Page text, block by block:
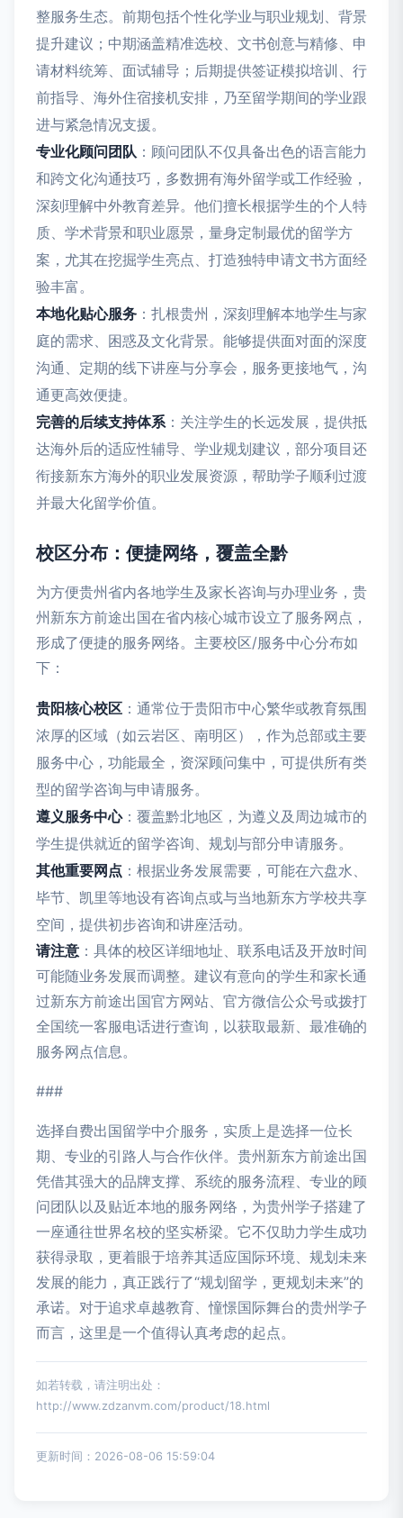
整服务生态。前期包括个性化学业与职业规划、背景
提升建议；中期涵盖精准选校、文书创意与精修、申
请材料统筹、面试辅导；后期提供签证模拟培训、行
前指导、海外住宿接机安排，乃至留学期间的学业跟
进与紧急情况支援。
专业化顾问团队 ：顾问团队不仅具备出色的语言能力
和跨文化沟通技巧，多数拥有海外留学或工作经验，
深刻理解中外教育差异。他们擅长根据学生的个人特
质、学术背景和职业愿景，量身定制最优的留学方
案，尤其在挖掘学生亮点、打造独特申请文书方面经
验丰富。
本地化贴心服务 ：扎根贵州，深刻理解本地学生与家
庭的需求、困惑及文化背景。能够提供面对面的深度
沟通、定期的线下讲座与分享会，服务更接地气，沟
通更高效便捷。
完善的后续支持体系：关注学生的长远发展，提供抵
达海外后的适应性辅导、学业规划建议，部分项目还
衔接新东方海外的职业发展资源，帮助学子顺利过渡
并最大化留学价值。
校区分布：便捷网络，覆盖全黔
为方便贵州省内各地学生及家长咨询与办理业务，贵
州新东方前途出国在省内核心城市设立了服务网点，
形成了便捷的服务网络。主要校区/服务中心分布如
下：
贵阳核心校区 ：通常位于贵阳市中心繁华或教育氛围
浓厚的区域（如云岩区、南明区），作为总部或主要
服务中心，功能最全，资深顾问集中，可提供所有类
型的留学咨询与申请服务。
遵义服务中心：覆盖黔北地区，为遵义及周边城市的
学生提供就近的留学咨询、规划与部分申请服务。
其他重要网点 ：根据业务发展需要，可能在六盘水、
毕节、凯里等地设有咨询点或与当地新东方学校共享
空间，提供初步咨询和讲座活动。
请注意 ：具体的校区详细地址、联系电话及开放时间
可能随业务发展而调整。建议有意向的学生和家长通
过新东方前途出国官方网站、官方微信公众号或拨打
全国统一客服电话进行查询，以获取最新、最准确的
服务网点信息。
###
选择自费出国留学中介服务，实质上是选择一位长
期、专业的引路人与合作伙伴。贵州新东方前途出国
凭借其强大的品牌支撑、系统的服务流程、专业的顾
问团队以及贴近本地的服务网络，为贵州学子搭建了
一座通往世界名校的坚实桥梁。它不仅助力学生成功
获得录取，更着眼于培养其适应国际环境、规划未来
发展的能力，真正践行了“规划留学，更规划未来”的
承诺。对于追求卓越教育、憧憬国际舞台的贵州学子
而言，这里是一个值得认真考虑的起点。
如若转载，请注明出处：
http://www.zdzanvm.com/product/18.html
更新时间：2026-08-06 15:59:04